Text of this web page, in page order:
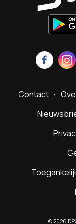
Contact
©2026